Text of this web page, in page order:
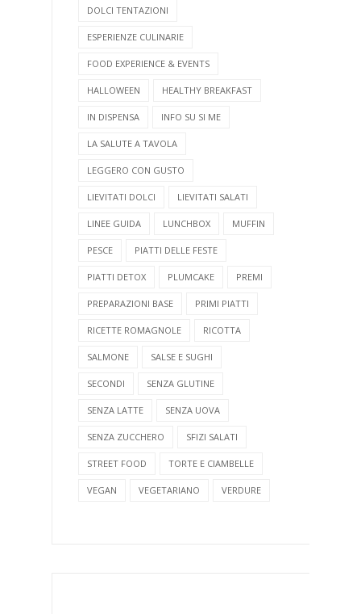
DOLCI TENTAZIONI
ESPERIENZE CULINARIE
FOOD EXPERIENCE & EVENTS
HALLOWEEN HEALTHY BREAKFAST
IN DISPENSA INFO SU SI ME
LA SALUTE A TAVOLA
LEGGERO CON GUSTO
LIEVITATI DOLCI LIEVITATI SALATI
LINEE GUIDA LUNCHBOX MUFFIN
PESCE PIATTI DELLE FESTE
PIATTI DETOX PLUMCAKE PREMI
PREPARAZIONI BASE PRIMI PIATTI
RICETTE ROMAGNOLE RICOTTA
SALMONE SALSE E SUGHI
SECONDI SENZA GLUTINE
SENZA LATTE SENZA UOVA
SENZA ZUCCHERO SFIZI SALATI
STREET FOOD TORTE E CIAMBELLE
VEGAN VEGETARIANO VERDURE